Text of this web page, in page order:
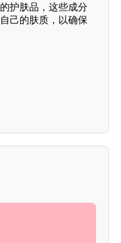
护肤品，这些成分
己的肤质，以确保